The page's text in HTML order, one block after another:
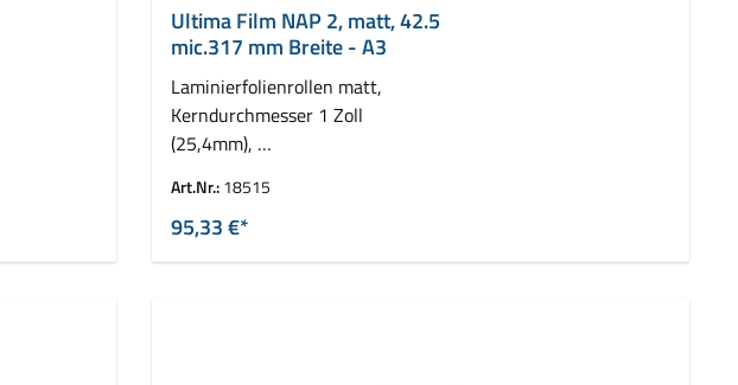
Ultima Film NAP 2, matt, 42.5
mic.317 mm Breite - A3
Laminierfolienrollen matt,
Kerndurchmesser 1 Zoll
(25,4mm),
Art.Nr.:18515
95,33 €*